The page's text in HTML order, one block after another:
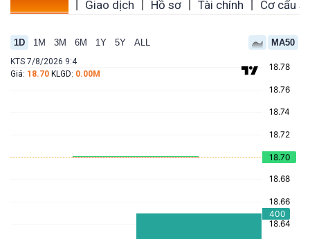
Giao dịch Hồ sơ Tài chính Cơ cấu
1D 1M 3M 6M 1Y 5Y ALL MA50
KTS 7/8/2026 9:4
Giá: 18.70 KLGD: 0.00M